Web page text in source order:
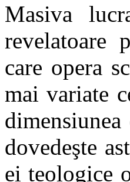
Masiva
revelatoare
care opera
mai variate
dovedeşte
ei teologice